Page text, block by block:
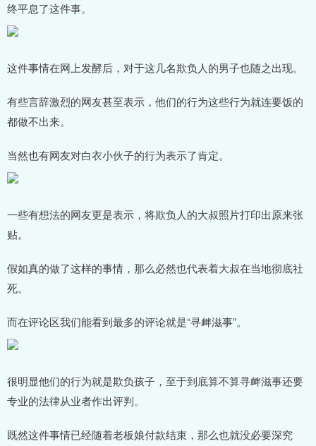
终平息了这件事。
这件事情在网上发酵后，对于这几名欺负人的男子也随之出现。
有些言辞激烈的网友甚至表示，他们的行为这些行为就连要饭的
都做不出来。
当然也有网友对白衣小伙子的行为表示了肯定。
一些有想法的网友更是表示，将欺负人的大叔照片打印出原来张
贴。
假如真的做了这样的事情，那么必然也代表着大叔在当地彻底社
死。
而在评论区我们能看到最多的评论就是“寻衅滋事”。
很明显他们的行为就是欺负孩子，至于到底算不算寻衅滋事还要
专业的法律从业者作出评判。
既然这件事情已经随着老板娘付款结束，那么也就没必要深究